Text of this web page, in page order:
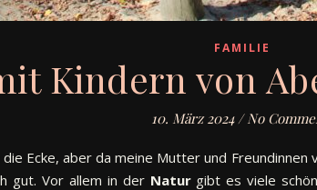
FAMILIE
Kindern von
10. März 2024 / No
Ecke, aber da meine Mutter und
gut. Vor allem in der Naturgibt es viele